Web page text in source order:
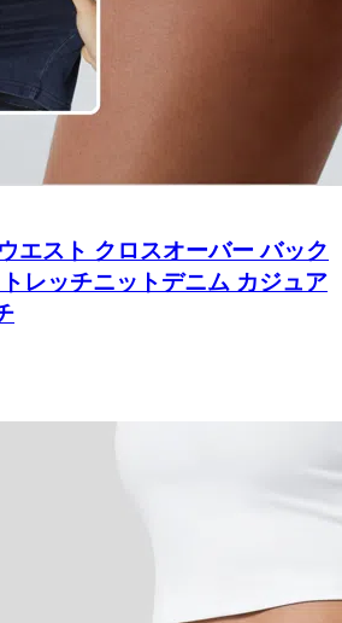
エスト クロスオーバー バック
レッチニットデニム カジュア